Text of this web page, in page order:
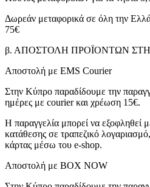
Δωρεάν μεταφορικά σε όλη την
75€
β. ΑΠΟΣΤΟΛΗ ΠΡΟΪΟΝΤΩΝ
Αποστολή με EMS Courier
Στην Κύπρο παραδίδουμε την
ημέρες με courier και χρέωση 15€.
Η παραγγελία μπορεί να εξοφληθεί
κατάθεσης σε τραπεζικό
κάρτας μέσω του e-shop.
Αποστολή με BOX NOW